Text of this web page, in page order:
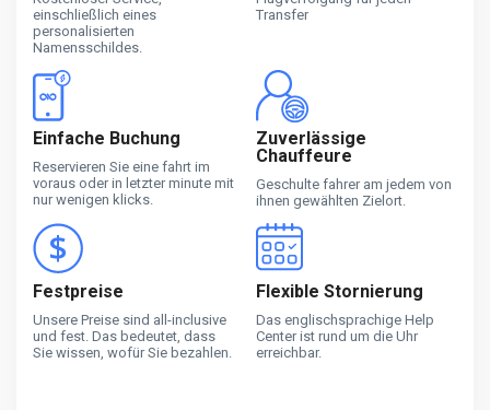
einschließlich eines
personalisierten
Namensschildes.
Transfer
Einfache Buchung
Reservieren Sie eine fahrt im
voraus oder in letzter minute mit
nur wenigen klicks.
Zuverlässige
Chauffeure
Geschulte fahrer am jedem von
ihnen gewählten Zielort.
Festpreise
Unsere Preise sind all-inclusive
und fest. Das bedeutet, dass
Sie wissen, wofür Sie bezahlen.
Flexible Stornierung
Das englischsprachige Help
Center ist rund um die Uhr
erreichbar.